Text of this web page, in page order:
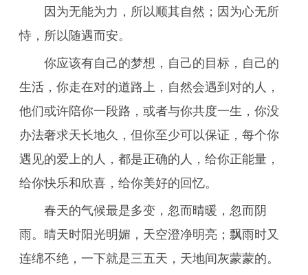
因为无能为力，所以顺其自然；因为心无所
恃，所以随遇而安。
你应该有自己的梦想，自己的目标，自己的
生活，你走在对的道路上，自然会遇到对的人，
他们或许陪你一段路，或者与你共度一生，你没
办法奢求天长地久，但你至少可以保证，每个你
遇见的爱上的人，都是正确的人，给你正能量，
给你快乐和欣喜，给你美好的回忆。
春天的气候最是多变，忽而晴暖，忽而阴
雨。晴天时阳光明媚，天空澄净明亮；飘雨时又
连绵不绝，一下就是三五天，天地间灰蒙蒙的。